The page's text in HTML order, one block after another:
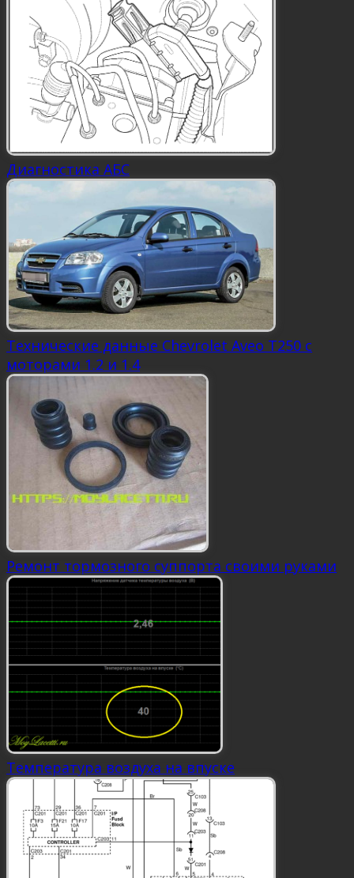
Диагностика АБС
Технические данные Chevrolet Aveo Т250 с
моторами 1.2 и 1.4
Ремонт тормозного суппорта своими руками
Температура воздуха на впуске